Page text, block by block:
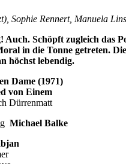
Sophie Rennert, Manuela
Schöpft zugleich das
in die Tonne getreten.
höchst lebendig.
Dame (1971)
von Einem
Dürrenmatt
Michael Balke